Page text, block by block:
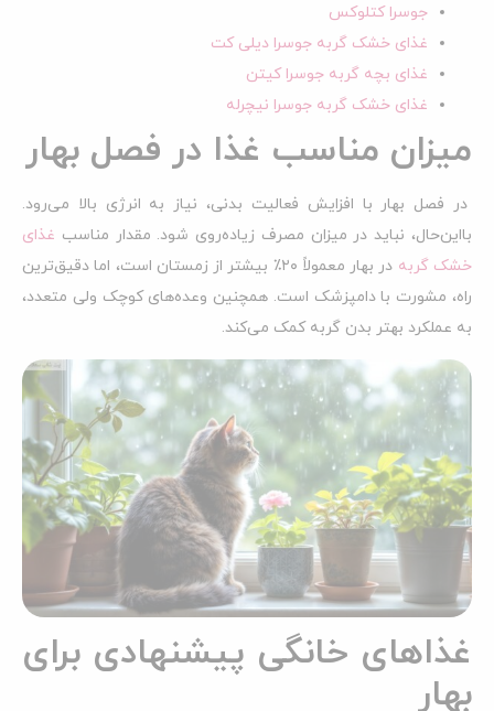
جوسرا کتلوکس
غذای خشک گربه جوسرا دیلی کت
غذای بچه گربه جوسرا کیتن
غذای خشک گربه جوسرا نیچرله
میزان مناسب غذا در فصل بهار
در فصل بهار با افزایش فعالیت بدنی، نیاز به انرژی بالا می‌رود.
بااین‌حال، نباید در میزان مصرف زیاده‌روی شود. مقدار مناسب غذای
خشک گربه
در بهار معمولاً ۲۰٪ بیشتر از زمستان است، اما دقیق‌ترین
راه، مشورت با دامپزشک است. همچنین وعده‌های کوچک ولی متعدد،
به عملکرد بهتر بدن گربه کمک می‌کند.
غذاهای خانگی پیشنهادی برای
بهار